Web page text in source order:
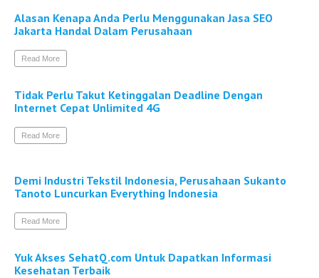
Alasan Kenapa Anda Perlu Menggunakan Jasa SEO
Jakarta Handal Dalam Perusahaan
Read More
Tidak Perlu Takut Ketinggalan Deadline Dengan
Internet Cepat Unlimited 4G
Read More
Demi Industri Tekstil Indonesia, Perusahaan Sukanto
Tanoto Luncurkan Everything Indonesia
Read More
Yuk Akses SehatQ.com Untuk Dapatkan Informasi
Kesehatan Terbaik